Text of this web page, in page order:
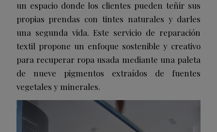
un espacio donde los clientes pueden teñir sus
propias prendas con tintes naturales y darles
una segunda vida. Este servicio de reparación
textil propone un enfoque sostenible y creativo
para recuperar ropa usada mediante una paleta
de nueve pigmentos extraídos de fuentes
vegetales y minerales.